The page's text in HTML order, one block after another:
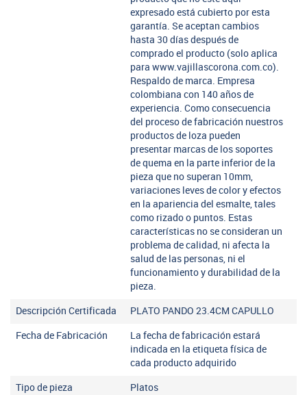
expresado está cubierto por esta
garantía. Se aceptan cambios
hasta 30 días después de
comprado el producto (solo aplica
para www.vajillascorona.com.co).
Respaldo de marca. Empresa
colombiana con 140 años de
experiencia. Como consecuencia
del proceso de fabricación nuestros
productos de loza pueden
presentar marcas de los soportes
de quema en la parte inferior de la
pieza que no superan 10mm,
variaciones leves de color y efectos
en la apariencia del esmalte, tales
como rizado o puntos. Estas
características no se consideran un
problema de calidad, ni afecta la
salud de las personas, ni el
funcionamiento y durabilidad de la
pieza.
Descripción Certificada PLATO PANDO 23.4CM CAPULLO
Fecha de Fabricación
La fecha de fabricación estará
indicada en la etiqueta física de
cada producto adquirido
Tipo de pieza Platos